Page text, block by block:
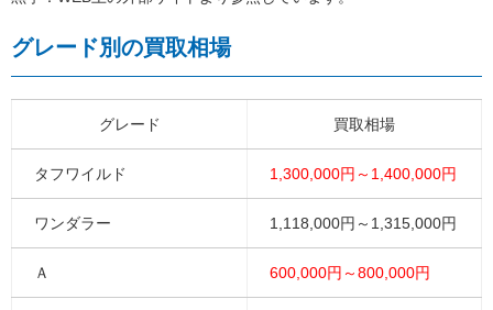
グレード別の買取相場
グレード 買取相場
タフワイルド 1,300,000円～1,400,000円
ワンダラー 1,118,000円～1,315,000円
Ａ 600,000円～800,000円